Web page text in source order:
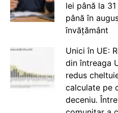
lei până la
până în
învățământ
Unici în UE:
din întreaga
redus
calculate pe
deceniu.